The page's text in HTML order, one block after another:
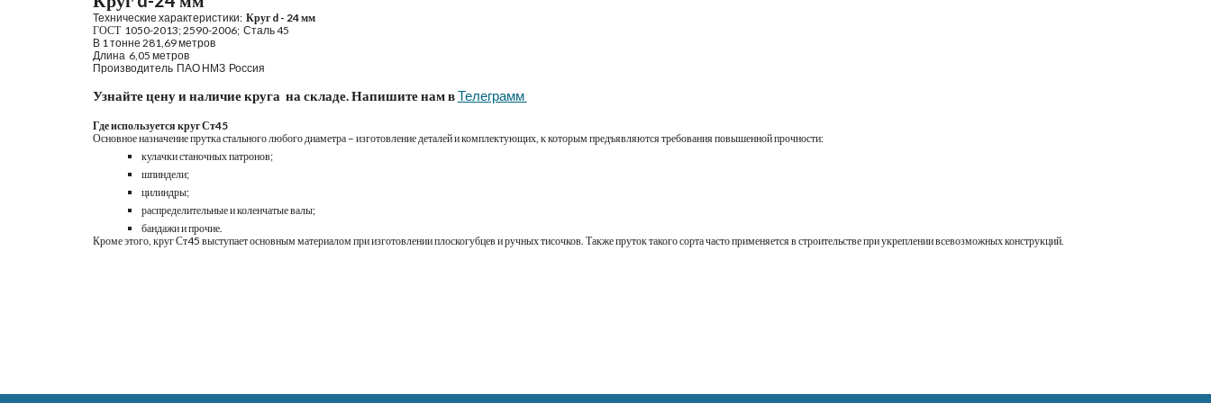
Технические характеристики: Круг d - 24 мм
ГОСТ 1050-2013; 2590-2006;  Сталь 45
В 1 тонне 281,69 метров
Длина  6,05 метров
Производитель  ПАО НМЗ  Россия
Узнайте цену и наличие круга  на складе. Напишите нам вТелеграмм
Где используется круг Ст45
Основное назначение прутка стального любого диаметра – изготовление деталей и комплектующих, к которым предъявляются требования повышенной прочности:
кулачки станочных патронов;
шпиндели;
цилиндры;
распределительные и коленчатые валы;
бандажи и прочие.
Кроме этого, круг Ст45 выступает основным материалом при изготовлении плоскогубцев и ручных тисочков. Также пруток такого сорта часто применяется в строительстве при укреплении всевозможных конструкций.